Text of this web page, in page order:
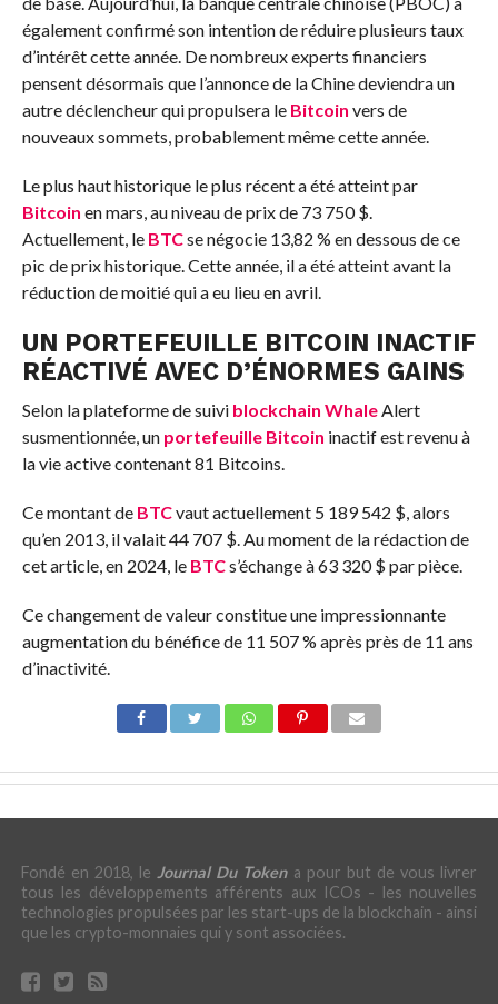
également confirmé son intention de réduire plusieurs taux
d’intérêt cette année. De nombreux experts financiers
pensent désormais que l’annonce de la Chine deviendra un
autre déclencheur qui propulsera le Bitcoin vers de
nouveaux sommets, probablement même cette année.
Le plus haut historique le plus récent a été atteint par
Bitcoin en mars, au niveau de prix de 73 750 $.
Actuellement, le BTCse négocie 13,82 % en dessous de ce
pic de prix historique. Cette année, il a été atteint avant la
réduction de moitié qui a eu lieu en avril.
UN PORTEFEUILLE BITCOIN INACTIF
RÉACTIVÉ AVEC D’ÉNORMES GAINS
Selon la plateforme de suivi blockchain WhaleAlert
susmentionnée, un portefeuille Bitcoin inactif est revenu à
la vie active contenant 81 Bitcoins.
Ce montant de BTCvaut actuellement 5 189 542 $, alors
qu’en 2013, il valait 44 707 $. Au moment de la rédaction de
cet article, en 2024, le BTCs’échange à 63 320 $ par pièce.
Ce changement de valeur constitue une impressionnante
augmentation du bénéfice de 11 507 % après près de 11 ans
d’inactivité.
Fondé en 2018, le Journal Du Tokena pour but de vous livrer
tous les développements afférents aux ICOs - les nouvelles
technologies propulsées par les start-ups de la blockchain - ainsi
que les crypto-monnaies qui y sont associées.